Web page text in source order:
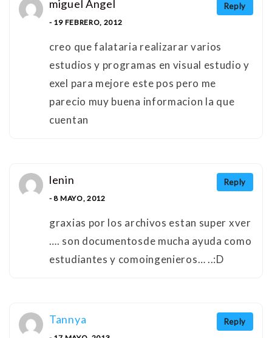
Reply
miguel Angel
- 19 FEBRERO, 2012
creo que falataria realizarar varios
estudios y programas en visual estudio y
exel para mejore este pos pero me
parecio muy buena informacion la que
cuentan
Reply
lenin
- 8 MAYO, 2012
graxias por los archivos estan super xver
…. son documentosde mucha ayuda como
estudiantes y comoingenieros… ..:D
Reply
Tannya